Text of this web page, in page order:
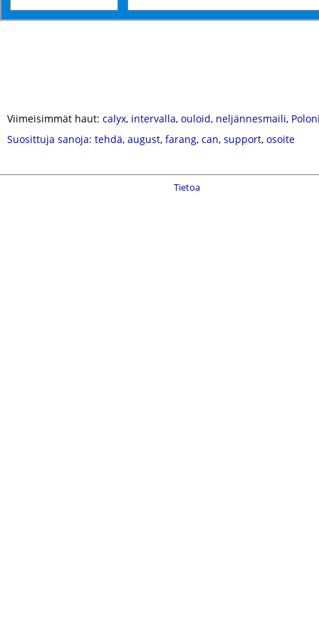
Viimeisimmät haut: calyx, intervalla, ouloid, neljännesmaili,
Suosittuja sanoja: tehdä, august, farang, can, support, osoite
Tietoa